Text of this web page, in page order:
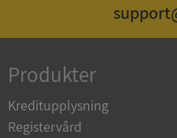
Produkter
Kreditupplysning
Registervård
_GRECAPTCHA